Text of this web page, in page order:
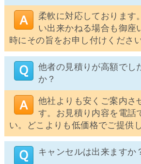
柔軟に対応しております
い出来かねる場合も御座
時にその旨をお申し付けください
他者の見積りが高額でし
か？
他社よりも安くご案内さ
す。お見積り内容を電話
い。どこよりも低価格でご提供
キャンセルは出来ますか